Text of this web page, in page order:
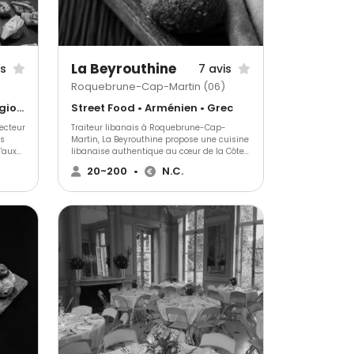
Gastronomique • Cuisine régionale • Français Traditionnel
vos
La Beyrouthine 7 avis
Roquebrune-Cap-Martin (06)
Street Food • Arménien • Grec
Traiteur libanais à Roquebrune-Cap-
Martin, La Beyrouthine propose une cuisine
libanaise authentique au cœur de la Côte
d'Azur. Découvrez nos plats traditionnels
faits maison, élaborés avec des
professionnels ou repas à emporter, notre
service offre une expérience culinaire
raffinée et généreuse. La Beyrouthine, où le
goût du Liban rencontre une hospitalité
incomparable.
20-200 • N.C.